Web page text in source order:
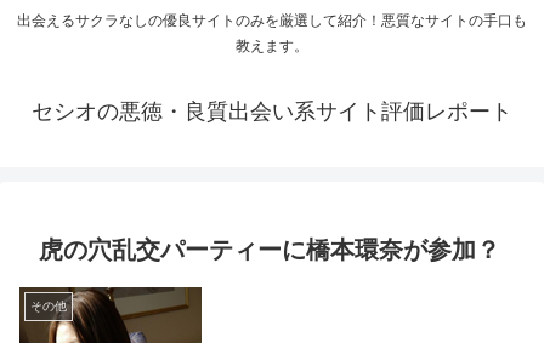
出会えるサクラなしの優良サイトのみを厳選して紹介！悪質なサイトの手口も
教えます。
セシオの悪徳・良質出会い系サイト評価レポート
虎の穴乱交パーティーに橋本環奈が参加？
その他